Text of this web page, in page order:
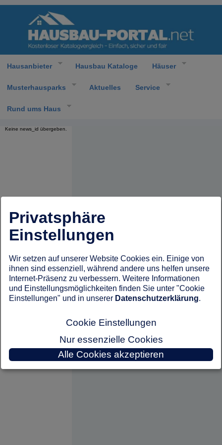
Hausanbieter Hausbau Kataloge Häuser
Musterhausparks Aktuelles Service
Rund ums Haus
Keine news_id übergeben.
Privatsphäre
Einstellungen
Wir setzen auf unserer Website Cookies ein. Einige von
ihnen sind essenziell, während andere uns helfen unsere
Internet-Präsenz zu verbessern. Weitere Informationen
und Einstellungsmöglichkeiten finden Sie unter "Cookie
Einstellungen" und in unserer Datenschutzerklärung.
Cookie Einstellungen
Nur essenzielle Cookies
Alle Cookies akzeptieren